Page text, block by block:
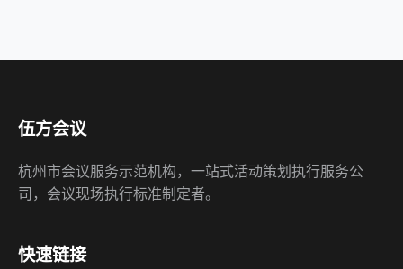
伍方会议
杭州市会议服务示范机构，一站式活动策划执行服务公
司，会议现场执行标准制定者。
快速链接